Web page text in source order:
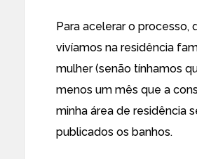
Para acelerar o processo,
vivíamos na residência
mulher (senão tínhamos
menos um mês que a
minha área de residência
publicados os banhos.